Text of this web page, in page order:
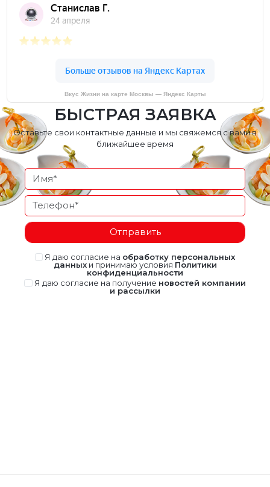
Вкус Жизни на карте Москвы — Яндекс Карты
БЫСТРАЯ ЗАЯВКА
Оставьте свои контактные данные и мы свяжемся с вами в
ближайшее время
Отправить
Я даю согласие на обработку персональных
данныхи принимаю условия Политики
конфиденциальности
Я даю согласие на получение новостей компании
и рассылки